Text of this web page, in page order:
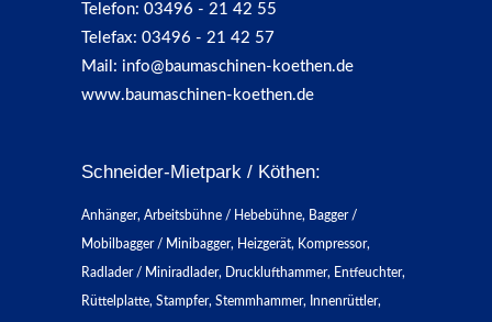
Telefon: 03496 - 21 42 55
Telefax: 03496 - 21 42 57
Mail: info@baumaschinen-koethen.de
www.baumaschinen-koethen.de
Schneider-Mietpark / Köthen:
Anhänger, Arbeitsbühne / Hebebühne, Bagger /
Mobilbagger / Minibagger, Heizgerät, Kompressor,
Radlader / Miniradlader, Drucklufthammer, Entfeuchter,
Rüttelplatte, Stampfer, Stemmhammer, Innenrüttler,